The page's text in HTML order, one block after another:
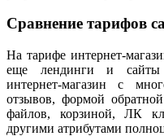
Сравнение тарифов
На тарифе интернет-
еще лендинги и сайты
интернет-магазин с
отзывов, формой
файлов, корзиной, ЛК
другими атрибутами